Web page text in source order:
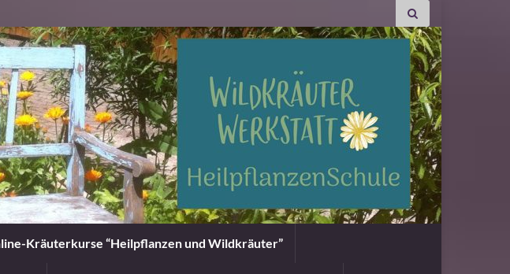
Kräuterkurse “Heilpflanzen und Wildkräuter”